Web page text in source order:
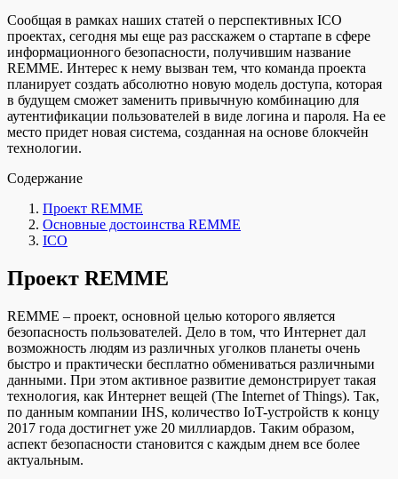
Cообщая в рамках наших статей о перспективных ICO
проектах, сегодня мы еще раз расскажем о стартапе в сфере
информационного безопасности, получившим название
REMME. Интерес к нему вызван тем, что команда проекта
планирует создать абсолютно новую модель доступа, которая
в будущем сможет заменить привычную комбинацию для
аутентификации пользователей в виде логина и пароля. На ее
место придет новая система, созданная на основе блокчейн
технологии.
Содержание
Проект REMME
Основные достоинства REMME
ICO
Проект REMME
REMME – проект, основной целью которого является
безопасность пользователей. Дело в том, что Интернет дал
возможность людям из различных уголков планеты очень
быстро и практически бесплатно обмениваться различными
данными. При этом активное развитие демонстрирует такая
технология, как Интернет вещей (The Internet of Things). Так,
по данным компании IHS, количество IoT-устройств к концу
2017 года достигнет уже 20 миллиардов. Таким образом,
аспект безопасности становится с каждым днем все более
актуальным.